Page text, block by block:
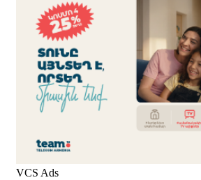
Вопрос об аресте Чалабяна
Европейского парламента:
и чего на самом деле